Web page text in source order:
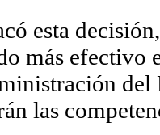
esta
más efectivo
las